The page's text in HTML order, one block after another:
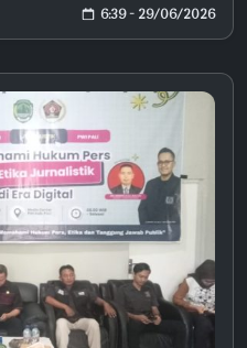
6:39 - 29/06/2026